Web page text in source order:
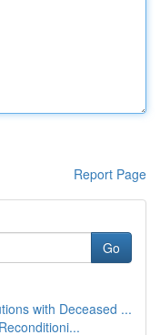
Report Page
Go
with Deceased ...